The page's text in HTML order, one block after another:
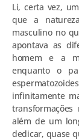
Li, certa vez,
que a
masculino no
apontava as
homem e a
enquanto o
infinitamente
além de um
dedicar, quase